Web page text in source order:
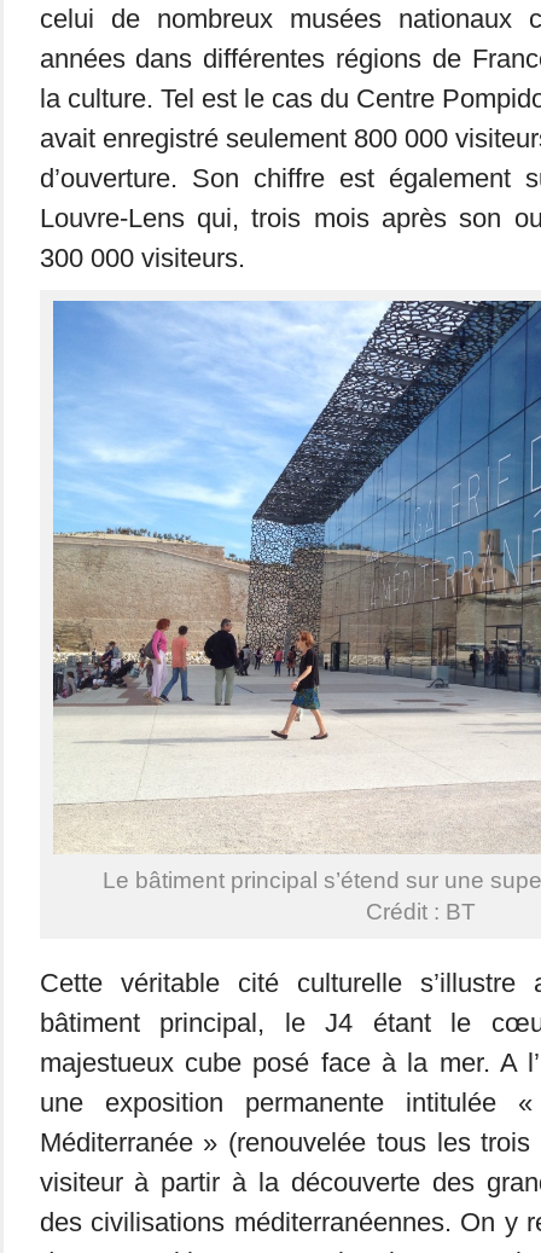
celui de nombreux musées nationaux
années dans différentes régions de
la culture. Tel est le cas du Centre
avait enregistré seulement 800 000
d’ouverture. Son chiffre est également
Louvre-Lens qui, trois mois après son
300 000 visiteurs.
Le bâtiment principal s’étend sur une
Crédit : BT
Cette véritable cité culturelle
bâtiment principal, le J4 étant le
majestueux cube posé face à la mer. A
une exposition permanente intitulée
Méditerranée » (renouvelée tous les
visiteur à partir à la découverte des
des civilisations méditerranéennes. On y